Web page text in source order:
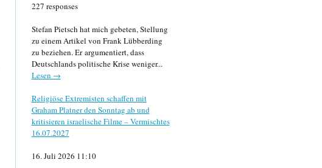
227 responses
Stefan Pietsch hat mich gebeten, Stellung
zu einem Artikel von Frank Lübberding
zu beziehen. Er argumentiert, dass
Deutschlands politische Krise weniger...
Lesen →
Religiöse Extremisten schaffen mit
Graham Platner den Sonntag ab und
kritisieren israelische Filme – Vermischtes
16.07.2027
16. Juli 2026 11:10